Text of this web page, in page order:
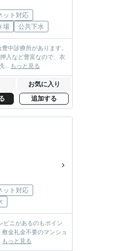
ット対応
場 公共下水
中診療所があります。
入など豊富なので、衣
... もっと見る
お気に入り
追加する
ット対応
ビニがあるのもポイン
金礼金不要のマンショ
もっと見る